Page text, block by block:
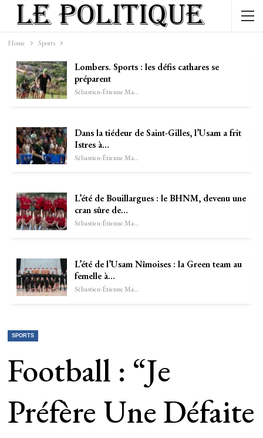
Home Sports
Lombers. Sports : les défis cathares se
préparent
Sébastien-Étienne Marechal
Dans la tiédeur de Saint-Gilles, l’Usam a frit
Istres à…
Sébastien-Étienne Marechal
L’été de Bouillargues : le BHNM, devenu une
cran sûre de…
Sébastien-Étienne Marechal
L’été de l’Usam Nîmoises : la Green team au
femelle à…
Sébastien-Étienne Marechal
SPORTS
Football : “Je
Préfère Une Défaite